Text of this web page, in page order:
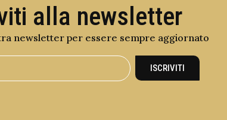
alla newsletter
newsletter per essere sempre aggiornato
ISCRIVITI